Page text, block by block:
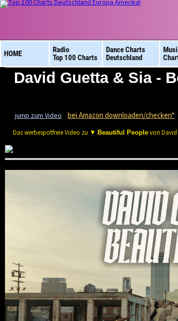
HOME
Radio
Top 100 Charts
Dance Charts
Deutschland
David Guetta & Sia -
jump zum Video bei Amazon downloaden/checken*
Das werbespotfreie Video zu ▼Beautiful People von